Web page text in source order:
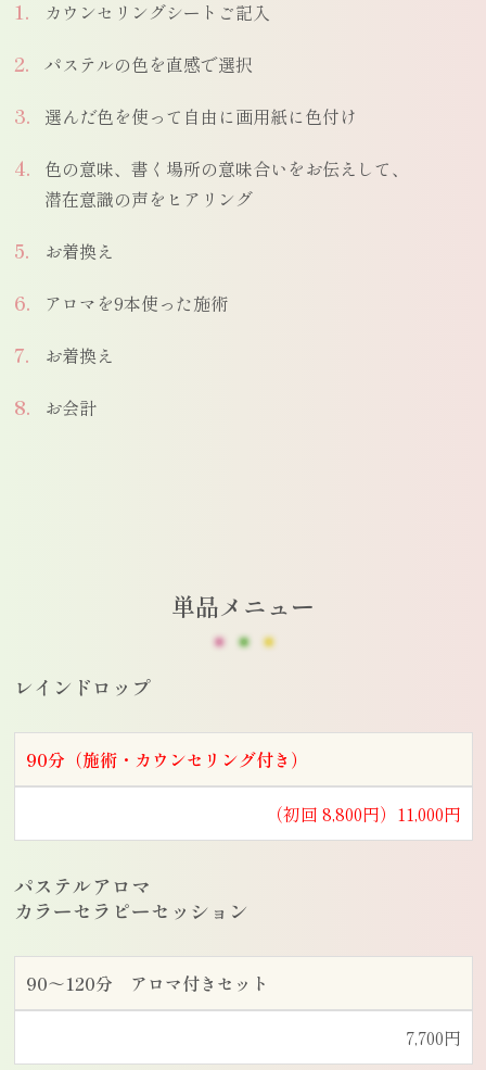
カウンセリングシートご記入
パステルの色を直感で選択
選んだ色を使って自由に画用紙に色付け
色の意味、書く場所の意味合いをお伝えして、
潜在意識の声をヒアリング
お着換え
アロマを9本使った施術
お着換え
お会計
単品メニュー
レインドロップ
90分（施術・カウンセリング付き）
（初回 8,800円）11,000円
パステルアロマ
カラーセラピーセッション
90～120分 アロマ付きセット
7,700円